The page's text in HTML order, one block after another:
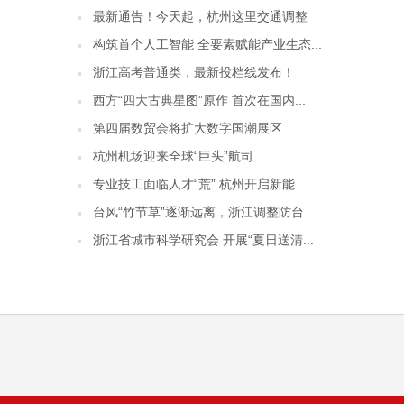
最新通告！今天起，杭州这里交通调整
构筑首个人工智能 全要素赋能产业生态...
浙江高考普通类，最新投档线发布！
西方“四大古典星图”原作 首次在国内...
第四届数贸会将扩大数字国潮展区
杭州机场迎来全球“巨头”航司
专业技工面临人才“荒” 杭州开启新能...
台风“竹节草”逐渐远离，浙江调整防台...
浙江省城市科学研究会 开展“夏日送清...